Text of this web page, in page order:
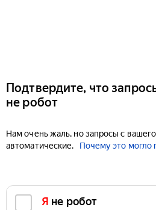
Подтвердите, что
не робот
Нам очень жаль, но запросы с
автоматические.
Почему это могло
Я не робот